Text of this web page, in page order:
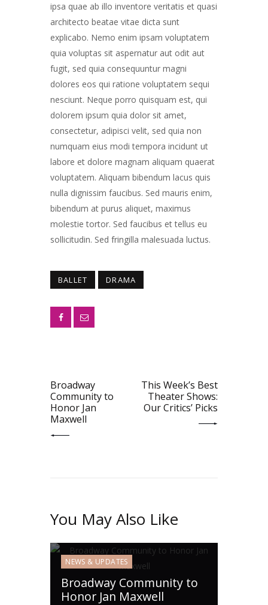
ipsa quae ab illo inventore veritatis et quasi
architecto beatae vitae dicta sunt
explicabo. Nemo enim ipsam voluptatem
quia voluptas sit aspernatur aut odit aut
fugit, sed quia consequuntur magni
dolores eos qui ratione voluptatem sequi
nesciunt. Neque porro quisquam est, qui
dolorem ipsum quia dolor sit amet,
consectetur, adipisci velit, sed quia non
numquam eius modi tempora incidunt ut
labore et dolore magnam aliquam quaerat
voluptatem. Aliquam bibendum lacus quis
nulla dignissim faucibus. Sed mauris enim,
bibendum at purus aliquet, maximus
molestie tortor. Sed faucibus et tellus eu
sollicitudin. Sed fringilla malesuada luctus.
BALLET DRAMA
Broadway
Community to
Honor Jan
Maxwell
This Week’s Best
Theater Shows:
Our Critics’ Picks
You May Also Like
NEWS & UPDATES
Broadway Community to
Honor Jan Maxwell